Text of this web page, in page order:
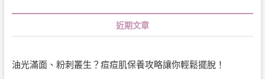
近期文章
油光滿面、粉刺叢生？痘痘肌保養攻略讓你輕鬆擺脫！